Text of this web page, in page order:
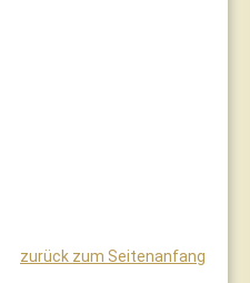
zurück zum Seitenanfang